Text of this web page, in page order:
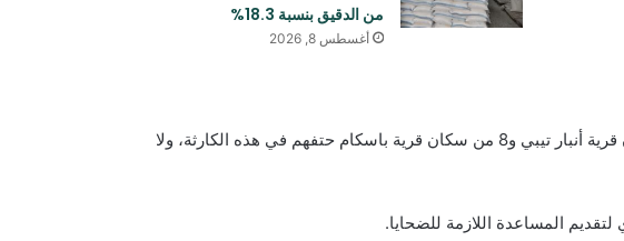
من الدقيق بنسبة 18.3%
أغسطس 8, 2026
وبحسب المعلومات الأولية، فقد لقي 4 من سكان قرية أنبار تيبي و8 من سكان قرية باسكام حتفهم في هذه الكارثة، ولا
المساعدة اللازمة للضحايا.